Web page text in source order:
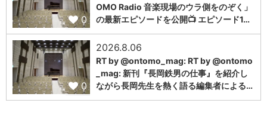
0
OMO Radio 音楽現場のウラ側をのぞく」
の最新エピソードを公開📺 エピソード1…
0
2026.8.06
RT by @ontomo_mag: RT by @ontomo
_mag: 新刊『長岡鉄男の仕事』を紹介し
ながら長岡先生を熱く語る編集者による…